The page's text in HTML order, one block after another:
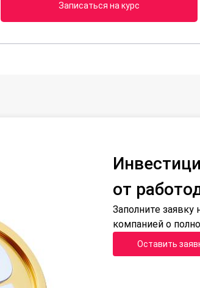
Записаться на курс
от
Заполните
компанией о
Оставить